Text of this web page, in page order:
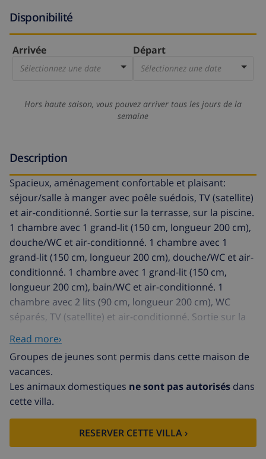
Disponibilité
Arrivée
Sélectionnez une date
Départ
Sélectionnez une date
Hors haute saison, vous pouvez arriver tous les jours de la
semaine
Description
Spacieux, aménagement confortable et plaisant:
séjour/salle à manger avec poêle suédois, TV (satellite)
et air-conditionné. Sortie sur la terrasse, sur la piscine.
1 chambre avec 1 grand-lit (150 cm, longueur 200 cm),
douche/WC et air-conditionné. 1 chambre avec 1
grand-lit (150 cm, longueur 200 cm), douche/WC et air-
conditionné. 1 chambre avec 1 grand-lit (150 cm,
longueur 200 cm), bain/WC et air-conditionné. 1
chambre avec 2 lits (90 cm, longueur 200 cm), WC
séparés, TV (satellite) et air-conditionné. Sortie sur la
terrasse. Grande cuisine ouverte (four, lave-vaisselle, 3
plaques à induction, grille-pain, bouilloire électrique,
micro-ondes, cafetière électrique, Capsules pour
machine à café (Nespresso) (NON INCLUSES)).
Douche/WC. À l'étage inférieur: (escalier extérieur) 1
chambre avec 1 grand-lit (160 cm, longueur 200 cm),
bain/WC. Sortie sur la terrasse, sur la piscine. Grande
terrasse. Meubles de terrasse, barbecue électrique,
chaises longues. Superbe vue sur la mer et les
Read more›
Groupes de jeunes sont permis dans cette maison de
vacances.
Les animaux domestiques ne sont pas autorisés dans
cette villa.
RESERVER CETTE VILLA ›